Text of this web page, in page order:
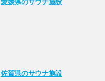
愛媛県のサウナ施設
佐賀県のサウナ施設